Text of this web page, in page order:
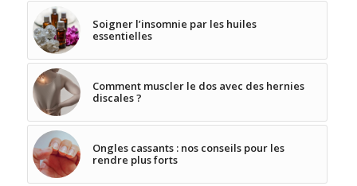
Soigner l’insomnie par les huiles
essentielles
Comment muscler le dos avec des hernies
discales ?
Ongles cassants : nos conseils pour les
rendre plus forts